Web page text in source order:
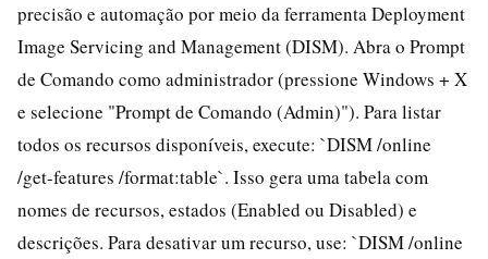
precisão e automação por meio da ferramenta Deployment
Image Servicing and Management (DISM). Abra o Prompt
de Comando como administrador (pressione Windows + X
e selecione "Prompt de Comando (Admin)"). Para listar
todos os recursos disponíveis, execute: `DISM /online
/get-features /format:table`. Isso gera uma tabela com
nomes de recursos, estados (Enabled ou Disabled) e
descrições. Para desativar um recurso, use: `DISM /online